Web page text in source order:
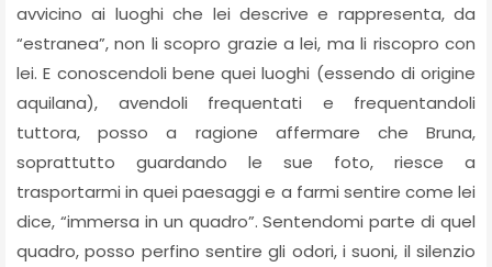
avvicino ai luoghi che lei descrive e rappresenta, da
“estranea”, non li scopro grazie a lei, ma li riscopro con
lei. E conoscendoli bene quei luoghi (essendo di origine
aquilana), avendoli frequentati e frequentandoli
tuttora, posso a ragione affermare che Bruna,
soprattutto guardando le sue foto, riesce a
trasportarmi in quei paesaggi e a farmi sentire come lei
dice, “immersa in un quadro”. Sentendomi parte di quel
quadro, posso perfino sentire gli odori, i suoni, il silenzio